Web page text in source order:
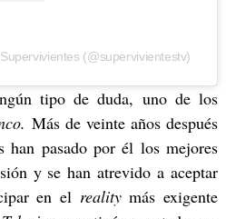
(@supervivientestv)
tipo de duda, uno de los
Más de veinte años después
han pasado por él los mejores
y se han atrevido a aceptar
en el realitymás exigente